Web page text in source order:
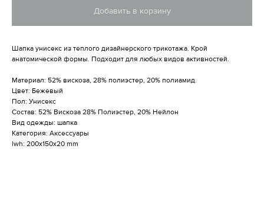
Добавить в корзину
Шапка унисекс из теплого дизайнерского трикотажа. Крой
анатомической формы. Подходит для любых видов активностей.
Материал: 52% вискоза, 28% полиэстер, 20% полиамид.
Цвет: Бежевый
Пол: Унисекс
Состав: 52% Вискоза 28% Полиэстер, 20% Нейлон
Вид одежды: шапка
Категория: Аксессуары
lwh: 200x150x20 mm